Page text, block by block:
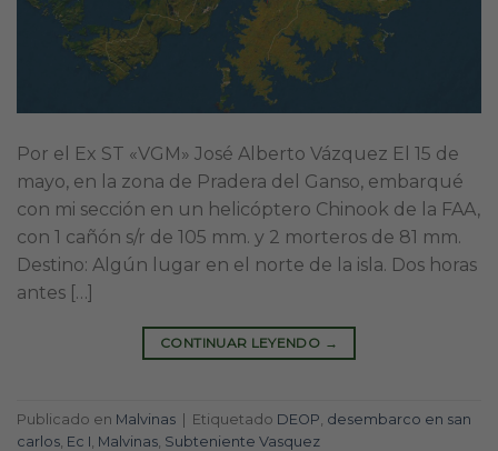
Por el Ex ST «VGM» José Alberto Vázquez El 15 de
mayo, en la zona de Pradera del Ganso, embarqué
con mi sección en un helicóptero Chinook de la FAA,
con 1 cañón s/r de 105 mm. y 2 morteros de 81 mm.
Destino: Algún lugar en el norte de la isla. Dos horas
antes […]
CONTINUAR LEYENDO →
Publicado en Malvinas | Etiquetado DEOP desembarco en san
carlos Ec I Malvinas Subteniente Vasquez